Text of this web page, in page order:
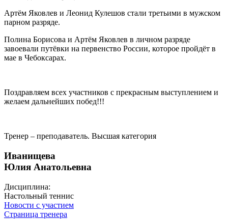
Артём Яковлев и Леонид Кулешов стали третьими в мужском
парном разряде.
Полина Борисова и Артём Яковлев в личном разряде
завоевали путёвки на первенство России, которое пройдёт в
мае в Чебоксарах.
Поздравляем всех участников с прекрасным выступлением и
желаем дальнейших побед!!!
Тренер – преподаватель. Высшая категория
Иванищева
Юлия Анатольевна
Дисциплина:
Настольный теннис
Новости с участием
Страница тренера